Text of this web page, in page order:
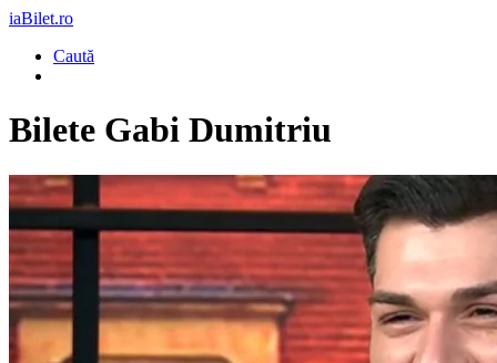
iaBilet.ro
Caută
Bilete Gabi Dumitriu